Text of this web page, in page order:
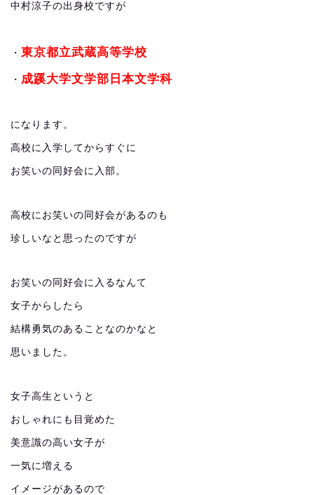
中村涼子の出身校ですが
・ 東京都立武蔵高等学校
・ 成蹊大学文学部日本文学科
になります。
高校に入学してからすぐに
お笑いの同好会に入部。
高校にお笑いの同好会があるのも
珍しいなと思ったのですが
お笑いの同好会に入るなんて
女子からしたら
結構勇気のあることなのかなと
思いました。
女子高生というと
おしゃれにも目覚めた
美意識の高い女子が
一気に増える
イメージがあるので